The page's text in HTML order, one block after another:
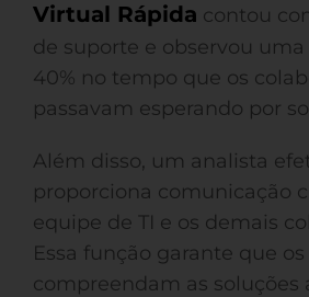
Virtual Rápida contou
de suporte e observou
40% no tempo que os
passavam esperando por
Além disso, um analista
proporciona comunicação
equipe de TI e os demais
Essa função garante que
compreendam as soluções